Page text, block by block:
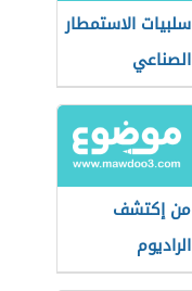
سلبيات الاستمطار
الصناعي
من إكتشف
الراديوم